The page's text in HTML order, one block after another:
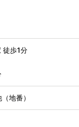
徒歩1分
地番）